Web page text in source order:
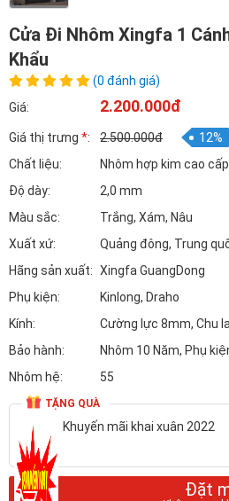
Cửa Đi Nhôm Xingfa 1
Khẩu
(0 đánh giá)
Giá:
2.200.000đ
Giá thị trưng *: 2.500.000đ
12%
Chất liệu:
Nhôm hợp kim cao cấp
Độ dày:
2,0 mm
Màu sắc:
Trắng, Xám, Nâu
Xuất xứ:
Quảng đông, Trung
Hãng sản xuất: Xingfa GuangDong
Phụ kiện:
Kinlong, Draho
Kính:
Cường lực 8mm, Chu
Bảo hành:
Nhôm 10 Năm, Phụ
Nhôm hệ:
55
TẶNG QUÀ
Khuyến mãi khai xuân 2022
Đặt